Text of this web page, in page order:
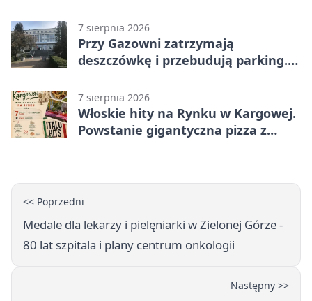
7 sierpnia 2026
Przy Gazowni zatrzymają
deszczówkę i przebudują parking.
7 sierpnia 2026
Włoskie hity na Rynku w Kargowej.
Powstanie gigantyczna pizza z
<< Poprzedni
Medale dla lekarzy i pielęniarki w Zielonej Górze -
80 lat szpitala i plany centrum onkologii
Następny >>